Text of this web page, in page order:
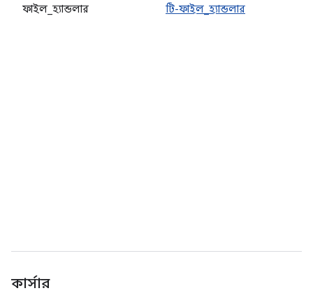
ফাইল_হ্যান্ডলার টি-ফাইল_হ্যান্ডলার
কার্সার